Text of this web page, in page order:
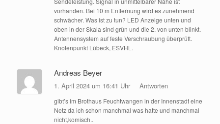
vorhanden. Bei 10 m Entfernung wird es zunehmend
schwächer. Was ist zu tun? LED Anzeige unten und
oben in der Skala sind grün und die 2. von unten blinkt.
Antennensystem auf feste Verschraubung überprüft.
Knotenpunkt Lübeck, ESVHL.
Andreas Beyer
1. April 2024 um 16:41 Uhr Antworten
gibt’s im Brothaus Feuchtwangen in der Innenstadt eine
Netz da ich schon manchmal was hatte und manchmal
nicht,komisch..